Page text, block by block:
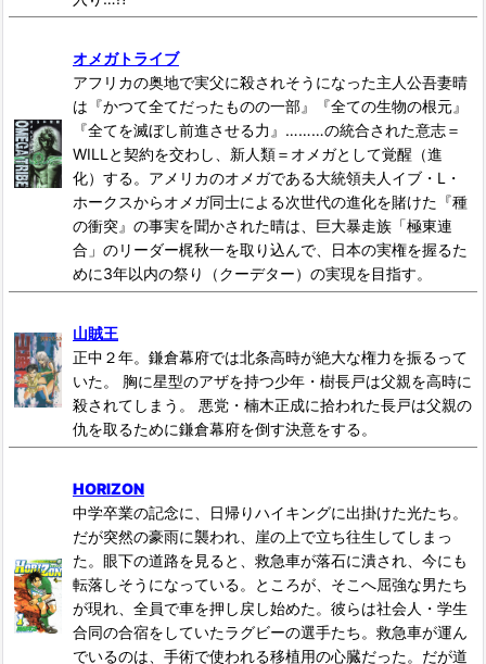
オメガトライブ
アフリカの奥地で実父に殺されそうになった主人公吾妻晴
は『かつて全てだったものの一部』『全ての生物の根元』
『全てを滅ぼし前進させる力』………の統合された意志＝
WILLと契約を交わし、新人類＝オメガとして覚醒（進
化）する。アメリカのオメガである大統領夫人イブ・L・
ホークスからオメガ同士による次世代の進化を賭けた『種
の衝突』の事実を聞かされた晴は、巨大暴走族「極東連
合」のリーダー梶秋一を取り込んで、日本の実権を握るた
めに3年以内の祭り（クーデター）の実現を目指す。
山賊王
正中２年。鎌倉幕府では北条高時が絶大な権力を振るって
いた。 胸に星型のアザを持つ少年・樹長戸は父親を高時に
殺されてしまう。 悪党・楠木正成に拾われた長戸は父親の
仇を取るために鎌倉幕府を倒す決意をする。
HORIZON
中学卒業の記念に、日帰りハイキングに出掛けた光たち。
だが突然の豪雨に襲われ、崖の上で立ち往生してしまっ
た。眼下の道路を見ると、救急車が落石に潰され、今にも
転落しそうになっている。ところが、そこへ屈強な男たち
が現れ、全員で車を押し戻し始めた。彼らは社会人・学生
合同の合宿をしていたラグビーの選手たち。救急車が運ん
でいるのは、手術で使われる移植用の心臓だった。だが道